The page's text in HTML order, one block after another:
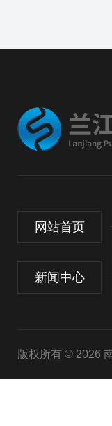
网站首页
新闻中心
版权所有 © 2026